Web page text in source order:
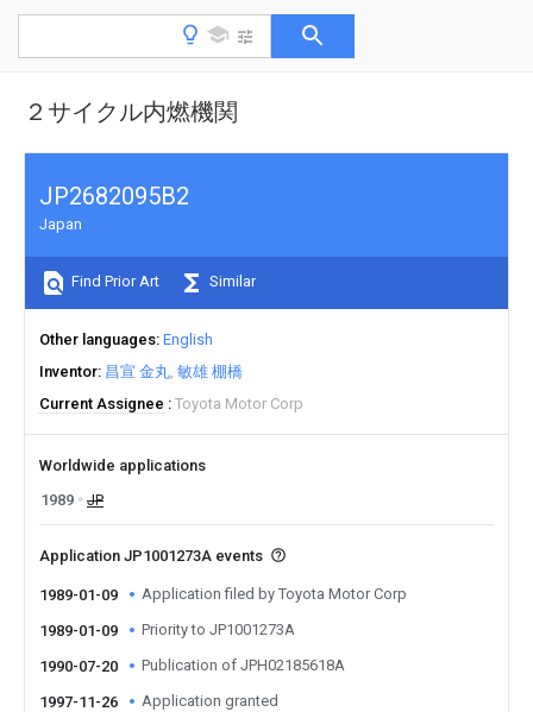
２サイクル内燃機関
JP2682095B2
Japan
Find Prior Art Similar
Other languages English
Inventor 昌宣 金丸 敏雄 棚橋
Current Assignee
Toyota Motor Corp
Worldwide applications
1989
JP
Application JP1001273A events
1989-01-09 Application filed by Toyota Motor Corp
1989-01-09 Priority to JP1001273A
1990-07-20 Publication of JPH02185618A
1997-11-26 Application granted